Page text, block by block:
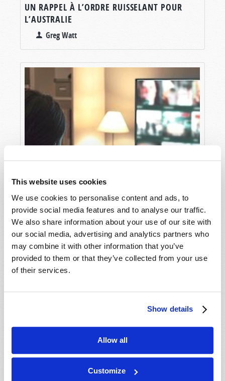
This website uses cookies
We use cookies to personalise content and ads, to
provide social media features and to analyse our traffic.
We also share information about your use of our site with
our social media, advertising and analytics partners who
may combine it with other information that you’ve
provided to them or that they’ve collected from your use
of their services.
Show details
Allow all
Customize
UN RAPPEL À L’ORDRE RUISSELANT POUR
L’AUSTRALIE
Greg Watt
CONSIDÉRER LE DIVERTISSEMENT D’UN POINT
DE VUE BIBLIQUE